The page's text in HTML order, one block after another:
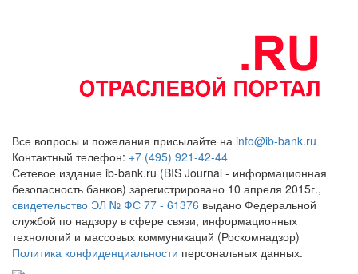
Все вопросы и пожелания присылайте на info@ib-bank.ru
Контактный телефон: +7 (495) 921-42-44
Сетевое издание ib-bank.ru (BIS Journal - информационная
безопасность банков) зарегистрировано 10 апреля 2015г.,
свидетельство ЭЛ № ФС 77 - 61376 выдано Федеральной
службой по надзору в сфере связи, информационных
технологий и массовых коммуникаций (Роскомнадзор)
Политика конфиденциальности персональных данных.